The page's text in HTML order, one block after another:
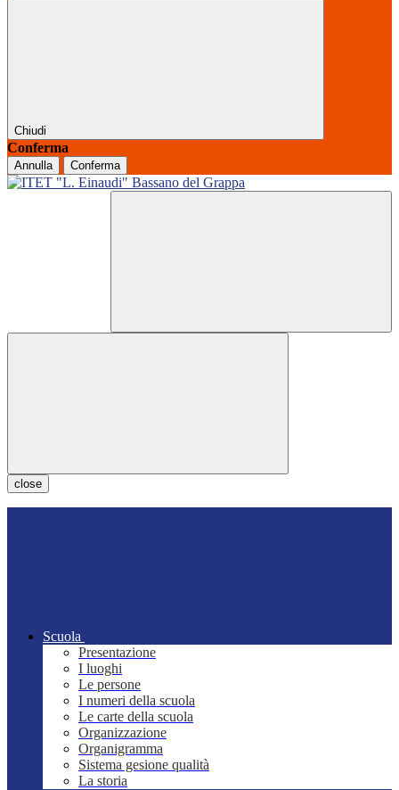
Chiudi
Conferma
Annulla Conferma
close
Scuola
Presentazione
I luoghi
Le persone
I numeri della scuola
Le carte della scuola
Organizzazione
Organigramma
Sistema gesione qualità
La storia